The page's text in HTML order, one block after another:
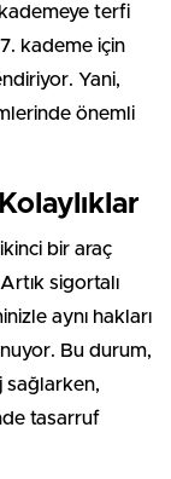
terfi
kademe için
Yani,
önemli
bir araç
sigortalı
aynı hakları
Bu durum,
sağlarken,
tasarruf